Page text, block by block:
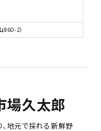
2）
場久太郎
地元で採れる新鮮野